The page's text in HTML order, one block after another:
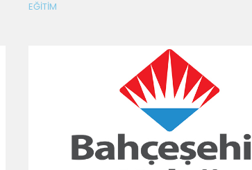
EĞİTİM